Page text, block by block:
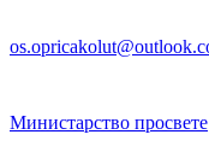
Министарство просвете